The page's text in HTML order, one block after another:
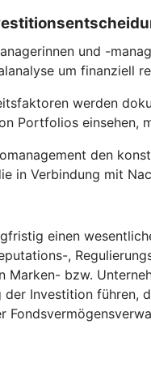
und -
um finanziell
werden
Portfolios einsehen,
den
in Verbindung mit
einen
,
bzw.
Investition